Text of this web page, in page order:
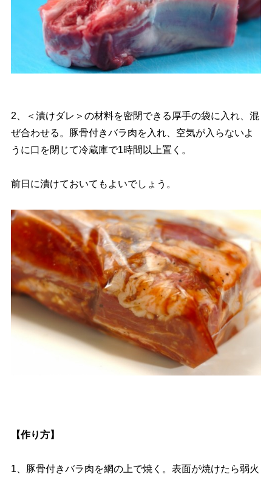
2、＜漬けダレ＞の材料を密閉できる厚手の袋に入れ、混
ぜ合わせる。豚骨付きバラ肉を入れ、空気が入らないよ
うに口を閉じて冷蔵庫で1時間以上置く。
前日に漬けておいてもよいでしょう。
【作り方】
1、豚骨付きバラ肉を網の上で焼く。表面が焼けたら弱火